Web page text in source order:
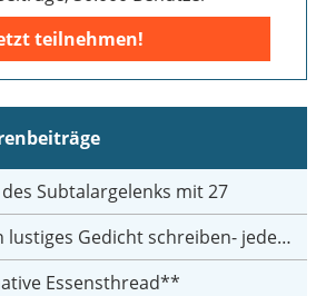
teilnehmen!
Subtalargelenks mit 27
Gedicht schreiben- jeder einen Satz
Essensthread**